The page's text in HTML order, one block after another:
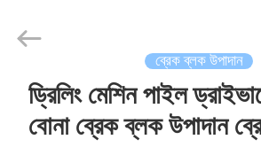
বাড়ি
Reserved.
ব্রেক ব্লক উপাদান
ড্রিলিং মেশিন পাইল
বোনা ব্রেক ব্লক উপাদান